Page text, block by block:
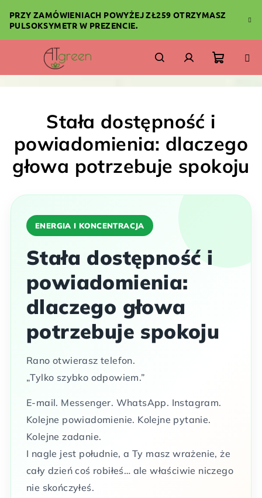
treści
PRZY ZAMÓWIENIACH POWYŻEJ ZŁ259 OTRZYMASZ
PULSOKSYMETR W PREZENCIE.
SzukajZalogujKoszyk
Stała dostępność i
powiadomienia: dlaczego
głowa potrzebuje spokoju
ENERGIA I KONCENTRACJA
Stała dostępność i
powiadomienia:
dlaczego głowa
potrzebuje spokoju
Rano otwierasz telefon.
„Tylko szybko odpowiem.”
E-mail. Messenger. WhatsApp. Instagram.
Kolejne powiadomienie. Kolejne pytanie.
Kolejne zadanie.
I nagle jest południe, a Ty masz wrażenie, że
cały dzień coś robiłeś… ale właściwie niczego
nie skończyłeś.